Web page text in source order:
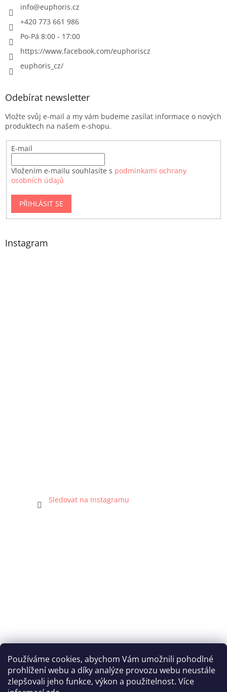
Používáme cookies, abychom Vám umožnili pohodlné
prohlížení webu a díky analýze provozu webu neustále
zlepšovali jeho funkce, výkon a použitelnost. Více
info@euphoris.cz
+420 773 661 986
Po-Pá 8:00 - 17:00
https://www.facebook.com/euphoriscz
euphoris_cz/
Odebírat newsletter
Vložte svůj e-mail a my vám budeme zasílat informace o nových
produktech na našem e-shopu.
E-mail
Vložením e-mailu souhlasíte s podmínkami ochrany
osobních údajů
PŘIHLÁSIT SE
Instagram
Sledovat na Instagramu
Katka Hromasová Foto